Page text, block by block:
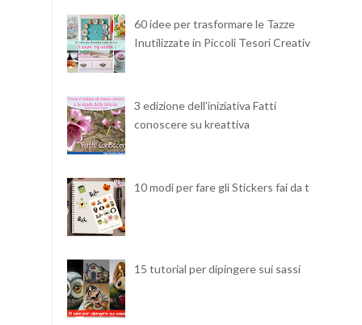
60 idee per trasformare le Tazze
Inutilizzate in Piccoli Tesori Creativi
3 edizione dell'iniziativa Fatti
conoscere su kreattiva
10 modi per fare gli Stickers fai da te
15 tutorial per dipingere sui sassi